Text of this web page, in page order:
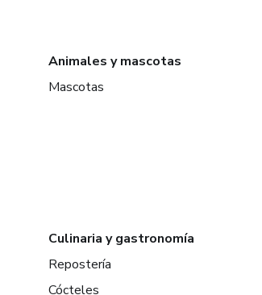
Animales y mascotas
Mascotas
Culinaria y gastronomía
Repostería
Cócteles